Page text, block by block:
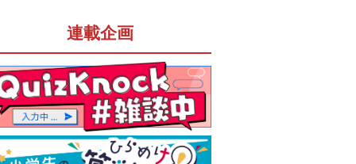
連載企画